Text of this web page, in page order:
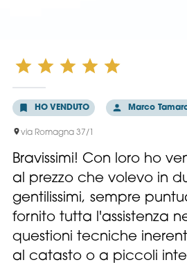
HO VENDUTO Marco
via Romagna 37/1
Bravissimi! Con loro ho
al prezzo che volevo in
gentilissimi, sempre
fornito tutta l'assistenza
questioni tecniche
al catasto o a piccoli